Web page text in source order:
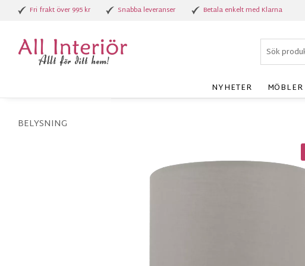
Fri frakt över 995 kr Snabba leveranser Betala enkelt med Klarna
NYHETER MÖBLER
BELYSNING